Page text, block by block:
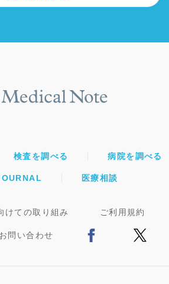
検査を調べる 病院を調べる
医療相談
けての取り組み ご利用規約
お問い合わせ